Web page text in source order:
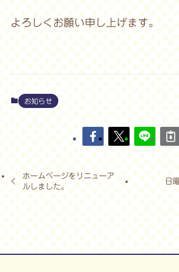
よろしくお願い申し上げます。
お知らせ
ホームページをリニューア
ルしました。
日